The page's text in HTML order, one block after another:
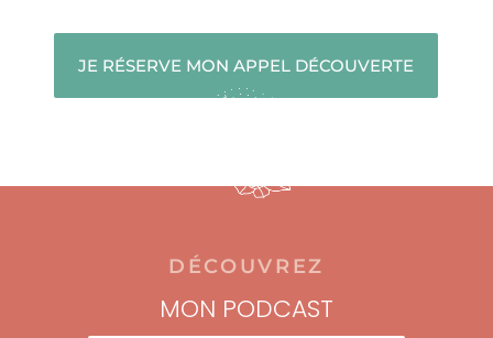
JE RÉSERVE MON APPEL DÉCOUVERTE
DÉCOUVREZ
MON PODCAST